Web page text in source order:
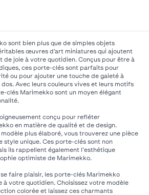
sont bien plus que de simples objets
œuvres d’art miniatures qui ajoutent
de joie à votre quotidien. Conçus pour être à
ces porte-clés sont parfaits pour
ou pour ajouter une touche de gaieté à
Avec leurs couleurs vives et leurs motifs
clés Marimekko sont un moyen élégant
conçu pour refléter
en matière de qualité et de design.
plus élaboré, vous trouverez une pièce
style unique. Ces porte-clés sont non
ils rappellent également l’esthétique
optimiste de Marimekko.
faire plaisir, les porte-clés Marimekko
à votre quotidien. Choisissez votre modèle
colorée et laissez ces charmants